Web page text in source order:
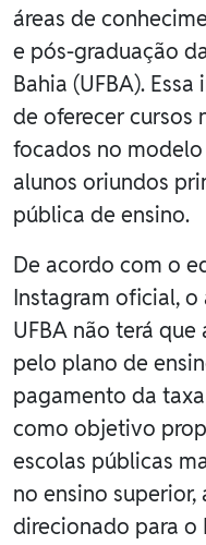
áreas de
e pós-graduação
Bahia (UFBA).
de oferecer cursos
focados no modelo
alunos oriundos
pública de ensino.
De acordo com o
Instagram oficial, o
UFBA não terá
pelo plano de
pagamento da
como objetivo
escolas públicas
no ensino
direcionado para o